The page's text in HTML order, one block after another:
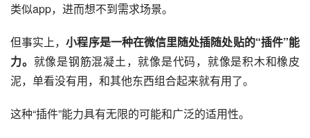
类似app，进而想不到需求场景。
但事实上，小程序是一种在微信里随处插随处贴的“插件”能
力。 就像是钢筋混凝土，就像是代码，就像是积木和橡皮
泥，单看没有用，和其他东西组合起来就有用了。
这种“插件”能力具有无限的可能和广泛的适用性。